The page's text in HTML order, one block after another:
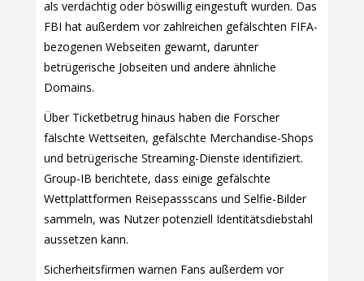
als verdächtig oder böswillig eingestuft wurden. Das
FBI hat außerdem vor zahlreichen gefälschten FIFA-
bezogenen Webseiten gewarnt, darunter
betrügerische Jobseiten und andere ähnliche
Domains.
Über Ticketbetrug hinaus haben die Forscher
fälschte Wettseiten, gefälschte Merchandise-Shops
und betrügerische Streaming-Dienste identifiziert.
Group-IB berichtete, dass einige gefälschte
Wettplattformen Reisepassscans und Selfie-Bilder
sammeln, was Nutzer potenziell Identitätsdiebstahl
aussetzen kann.
Sicherheitsfirmen warnen Fans außerdem vor